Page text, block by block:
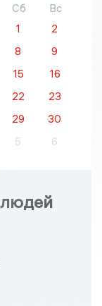
Сб
Вс
1
2
8
9
15
16
22
23
29
30
5 6